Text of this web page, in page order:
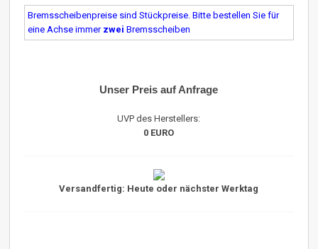
Bremsscheibenpreise sind Stückpreise. Bitte bestellen Sie für
eine Achse immer zwei Bremsscheiben
Unser Preis auf Anfrage
UVP des Herstellers:
0 EURO
Versandfertig: Heute oder nächster Werktag